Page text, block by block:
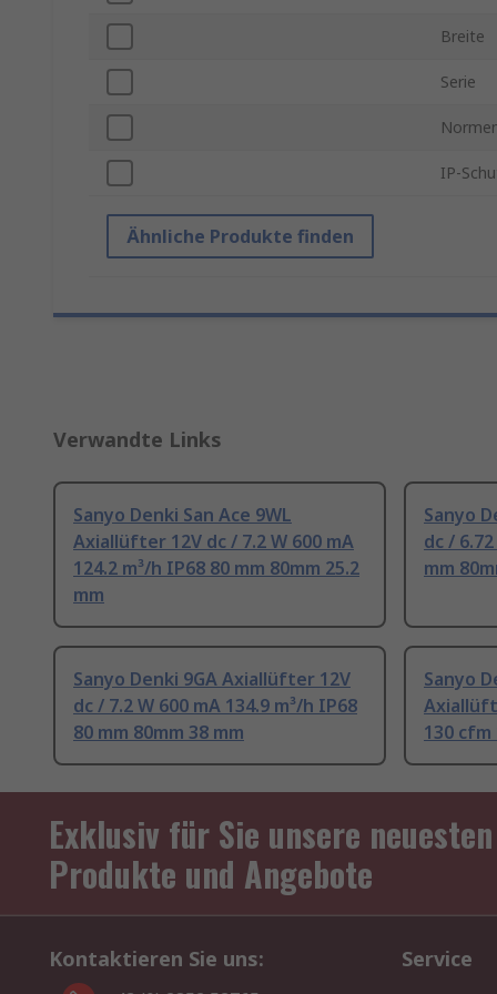
Breite
Serie
IP-
Ähnliche Produkte finden
Verwandte Links
Sanyo Denki San Ace 9WL
Axiallüfter 12V dc / 7.2 W 600 mA
124.2 m³/h IP68 80 mm 80mm 25.2
mm
Sanyo
dc /
mm
Sanyo Denki 9GA Axiallüfter 12V
dc / 7.2 W 600 mA 134.9 m³/h IP68
80 mm 80mm 38 mm
Sanyo
130 cfm
Exklusiv für Sie unsere neuesten
Produkte und Angebote
Kontaktieren Sie uns: Service